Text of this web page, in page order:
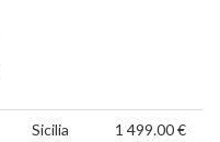
Sicilia
1 499.00 €